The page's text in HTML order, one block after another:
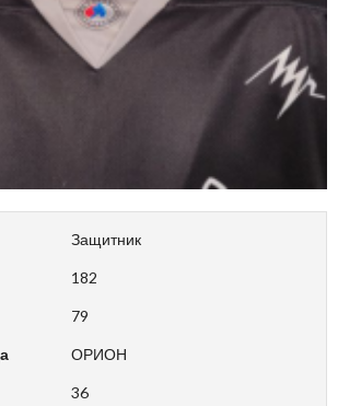
Защитник
182
79
ОРИОН
36